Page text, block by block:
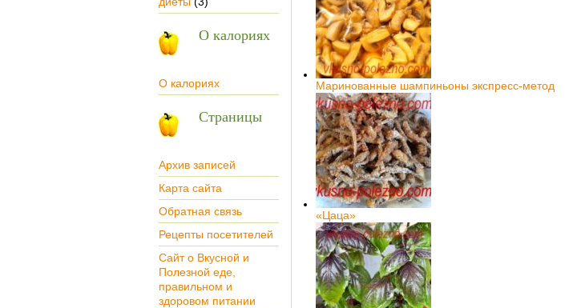
О калориях
О калориях
Страницы
Архив записей
Карта сайта
Обратная связь
Рецепты посетителей
Сайт о Вкусной и
Полезной еде,
правильном и
здоровом питании
Маринованные шампиньоны экспресс-метод
«Цаца»